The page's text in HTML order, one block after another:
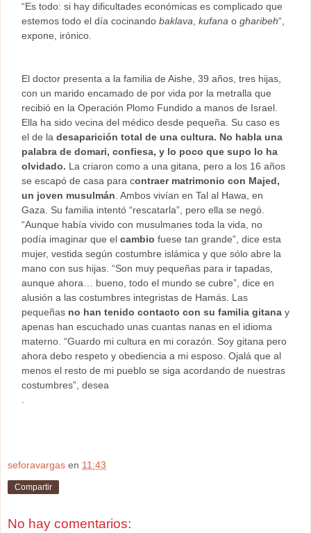
“Es todo: si hay dificultades económicas es complicado que
estemos todo el día cocinando baklava kufana o gharibeh“,
expone, irónico.
El doctor presenta a la familia de Aishe, 39 años, tres hijas,
con un marido encamado de por vida por la metralla que
recibió en la Operación Plomo Fundido a manos de Israel.
Ella ha sido vecina del médico desde pequeña. Su caso es
el de la desaparición total de una cultura. No habla una
palabra de domari, confiesa, y lo poco que supo lo ha
olvidado. La criaron como a una gitana, pero a los 16 años
se escapó de casa para contraer matrimonio con Majed,
un joven musulmán . Ambos vivían en Tal al Hawa, en
Gaza. Su familia intentó “rescatarla”, pero ella se negó.
“Aunque había vivido con musulmanes toda la vida, no
podía imaginar que el cambio fuese tan grande”, dice esta
mujer, vestida según costumbre islámica y que sólo abre la
mano con sus hijas. “Son muy pequeñas para ir tapadas,
aunque ahora… bueno, todo el mundo se cubre”, dice en
alusión a las costumbres integristas de Hamás. Las
pequeñas no han tenido contacto con su familia gitana y
apenas han escuchado unas cuantas nanas en el idioma
materno. “Guardo mi cultura en mi corazón. Soy gitana pero
ahora debo respeto y obediencia a mi esposo. Ojalá que al
menos el resto de mi pueblo se siga acordando de nuestras
costumbres”, desea
seforavargas en 11:43
Compartir
No hay comentarios: